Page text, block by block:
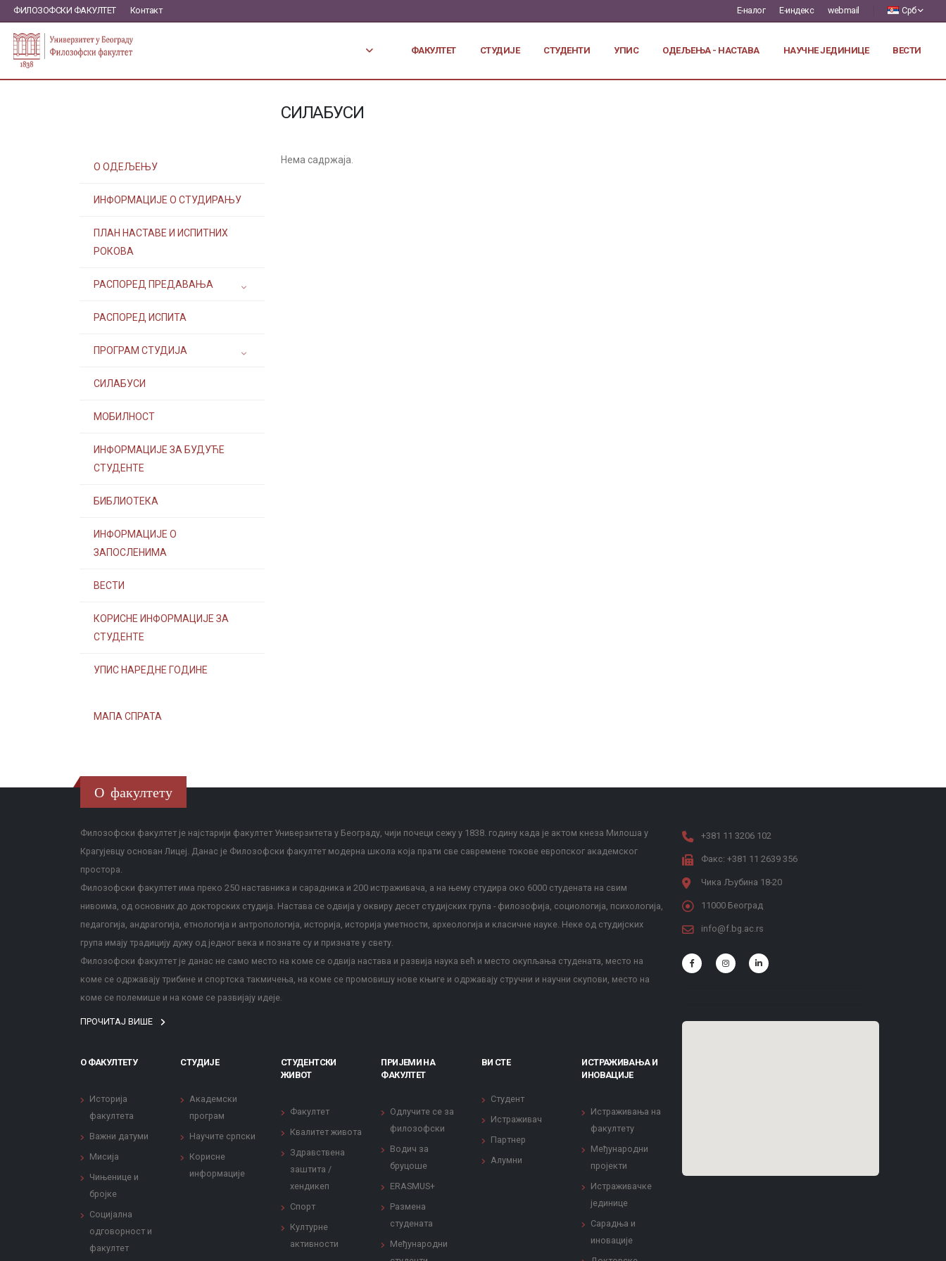
ФИЛОЗОФСКИ ФАКУЛТЕТ Контакт Е-налог Е-индекс webmail Срб
ФАКУЛТЕТ СТУДИЈЕ СТУДЕНТИ УПИС ОДЕЉЕЊА - НАСТАВА НАУЧНЕ ЈЕДИНИЦЕ ВЕСТИ
СИЛАБУСИ
О ОДЕЉЕЊУ
ИНФОРМАЦИЈЕ О СТУДИРАЊУ
ПЛАН НАСТАВЕ И ИСПИТНИХ
РОКОВА
РАСПОРЕД ПРЕДАВАЊА
РАСПОРЕД ИСПИТА
ПРОГРАМ СТУДИЈА
СИЛАБУСИ
МОБИЛНОСТ
ИНФОРМАЦИЈЕ ЗА БУДУЋЕ
СТУДЕНТЕ
БИБЛИОТЕКА
ИНФОРМАЦИЈЕ О
ЗАПОСЛЕНИМА
ВЕСТИ
КОРИСНЕ ИНФОРМАЦИЈЕ ЗА
СТУДЕНТЕ
УПИС НАРЕДНЕ ГОДИНЕ
МАПА СПРАТА
Нема садржаја.
О факултету
Филозофски факултет је најстарији факултет Универзитета у Београду, чији почеци сежу у 1838. годину када је актом кнеза Милоша у
Крагујевцу основан Лицеј. Данас је Филозофски факултет модерна школа која прати све савремене токове европског академског
простора.
Филозофски факултет има преко 250 наставника и сарадника и 200 истраживача, а на њему студира око 6000 студената на свим
нивоима, од основних до докторских студија. Настава се одвија у оквиру десет студијских група - филозофија, социологија, психологија,
педагогија, андрагогија, етнологија и антропологија, историја, историја уметности, археологија и класичне науке. Неке од студијских
група имају традицију дужу од једног века и познате су и признате у свету.
Филозофски факултет је данас не само место на коме се одвија настава и развија наука већ и место окупљања студената, место на
коме се одржавају трибине и спортска такмичења, на коме се промовишу нове књиге и одржавају стручни и научни скупови, место на
коме се полемише и на коме се развијају идеје.
ПРОЧИТАЈ ВИШЕ
О ФАКУЛТЕТУ
Историја
факултета
Важни датуми
Мисија
Чињенице и
бројке
Социјална
одговорност и
факултет
СТУДИЈЕ
Академски
програм
Научите српски
Корисне
информације
СТУДЕНТСКИ
ЖИВОТ
Факултет
Квалитет живота
Здравствена
заштита /
хендикеп
Спорт
Културне
активности
ПРИЈЕМИ НА
ФАКУЛТЕТ
Одлучите се за
филозофски
Водич за
бруцоше
ERASMUS+
Размена
студената
Међународни
ВИ СТЕ
Студент
Истраживач
Партнер
Алумни
ИСТРАЖИВАЊА И
ИНОВАЦИЈЕ
Истраживања на
факултету
Међународни
пројекти
Истраживачке
јединице
Сарадња и
иновације
+381 11 3206 102
Факс: +381 11 2639 356
Чика Љубина 18-20
11000 Београд
info@f.bg.ac.rs